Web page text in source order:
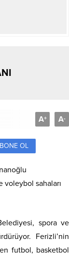
A+ A-
OL
voleybol sahaları
spora ve
Ferizli’nin
futbol, basketbol